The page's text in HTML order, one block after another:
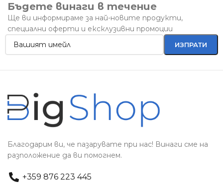
Бъдете винаги в течение
Ще ви информираме за най-новите продукти,
специални оферти и ексклузивни промоции
Благодарим ви, че пазарувате при нас! Винаги сме на
разположение да ви помогнем.
+359 876 223 445